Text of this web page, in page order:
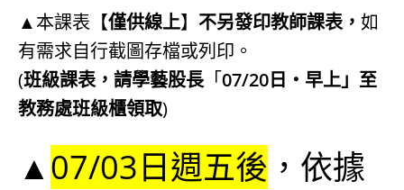
▲本課表【僅供線上】 不另發印教師課表， 如
有需求自行截圖存檔或列印。
(班級課表，請學藝股長「07/20日‧早上」至
教務處班級櫃領取)
▲07/03日週五後 ，依據